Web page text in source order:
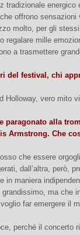
tradizionale
offrono
molto, per gli
regalare mille
a trasmettere
del festival, chi
Holloway, vero mito
paragonato alla
Armstrong. Che
che essere
dall’altra, però,
in maniera
grandissimo, ma che
far emergere il
perché il concerto